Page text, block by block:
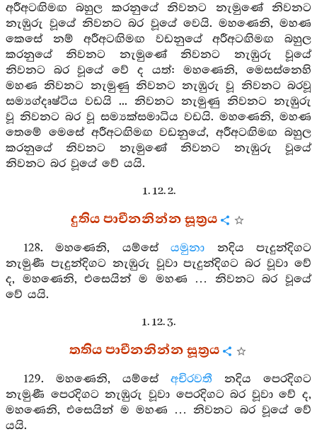
අරීඅටඟිමඟ බහුල කරනුයේ නිවනට නැමුණේ නිවනට
නැඹුරු වූයේ නිවනට බර වූයේ වෙයි. මහණෙනි, මහණ
කෙසේ නම් අරීඅටඟිමඟ වඩනුයේ අරීඅටඟිමඟ බහුල
කරනුයේ නිවනට නැමුණේ නිවනට නැඹුරු වූයේ
නිවනට බර වූයේ වේ ද යත්: මහණෙනි, මෙසස්නෙහි
මහණ නිවනට නැමුණු නිවනට නැඹුරු වූ නිවනට බරවූ
සම්‍යග්දෘෂ්ටිය වඩයි ... නිවනට නැමුණු නිවනට නැඹුරු
වූ නිවනට බර වූ සම්‍යක්සමාධිය වඩයි. මහණෙනි, මහණ
තෙමේ මෙසේ අරීඅටඟිමඟ වඩනුයේ, අරීඅටඟිමඟ බහුල
කරනුයේ නිවනට නැමුණේ නිවනට නැඹුරු වූයේ
නිවනට බර වූයේ වේ යයි.
1. 12. 2.
දුතිය පාචීනනින්න සූත්‍රය
128. මහණෙනි, යම්සේයමුනා නදිය පැදුන්දිගට
නැමුණී පැදුන්දිගට නැඹුරු වූවා පැදුන්දිගට බර වූවා වේ
ද, මහණෙනි, එසෙයින් ම මහණ … නිවනට බර වූයේ
වේ යයි.
1. 12. 3.
තතිය පාචීනනින්න සූත්‍රය
129. මහණෙනි, යම්සේ අචිරවතී නදිය පෙරදිගට
නැමුණී පෙරදිගට නැඹුරු වූවා පෙරදිගට බර වූවා වේ ද,
මහණෙනි, එසෙයින් ම මහණ … නිවනට බර වූයේ වේ
යයි.